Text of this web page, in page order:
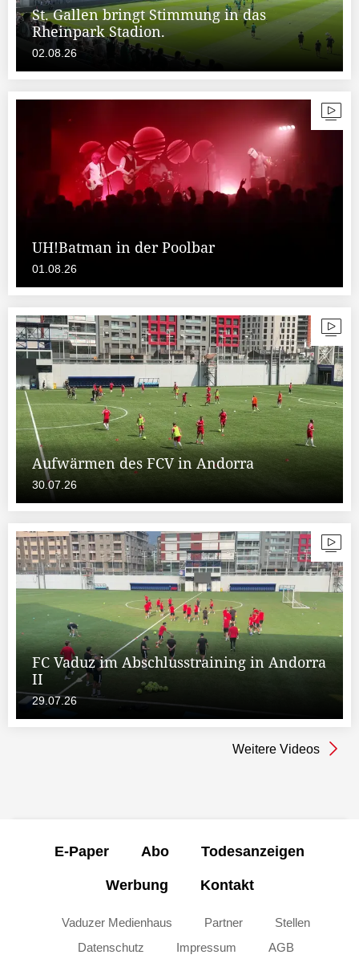
St. Gallen bringt Stimmung in das
Rheinpark Stadion.
02.08.26
UH!Batman in der Poolbar
01.08.26
Aufwärmen des FCV in Andorra
30.07.26
FC Vaduz im Abschlusstraining in Andorra
II
29.07.26
Weitere Videos
E-Paper Abo Todesanzeigen
Werbung Kontakt
Vaduzer Medienhaus Partner
Stellen
Datenschutz
Impressum AGB